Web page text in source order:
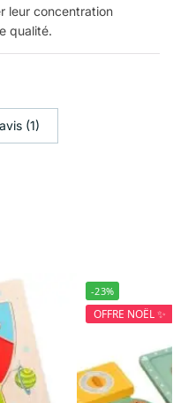
leur concentration
qualité.
(1)
-23%
OFFRE NOËL ✨